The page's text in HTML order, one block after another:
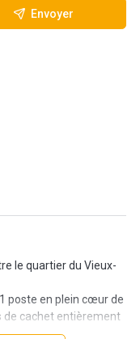
Envoyer
le quartier du Vieux-
poste en plein cœur de
de cachet entièrement